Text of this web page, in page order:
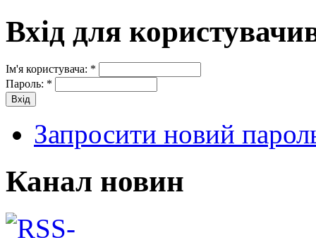
Вхід для
Ім'я користувача: *
Пароль: *
Запросити новий
Канал новин